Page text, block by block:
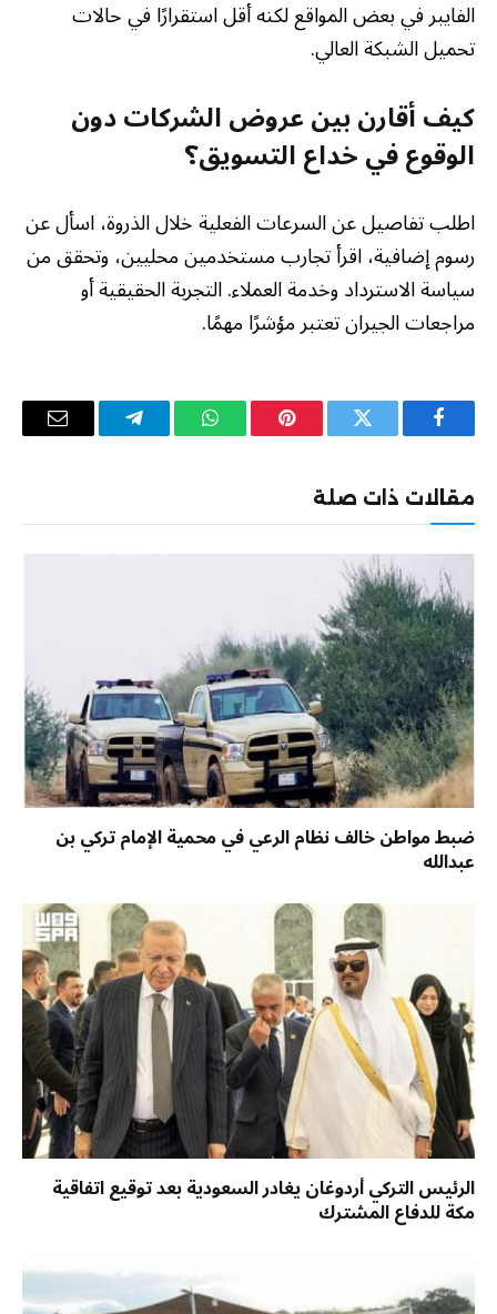
الفايبر في بعض المواقع لكنه أقل استقرارًا في حالات
تحميل الشبكة العالي.
كيف أقارن بين عروض الشركات دون
الوقوع في خداع التسويق؟
اطلب تفاصيل عن السرعات الفعلية خلال الذروة، اسأل عن
رسوم إضافية، اقرأ تجارب مستخدمين محليين، وتحقق من
سياسة الاسترداد وخدمة العملاء. التجربة الحقيقية أو
مراجعات الجيران تعتبر مؤشرًا مهمًا.
فيسبوك تويتر بينتيريستواتساب تيلقرام
البريد
مقالات ذات صلة
ضبط مواطن خالف نظام الرعي في محمية الإمام تركي بن
عبدالله
الرئيس التركي أردوغان يغادر السعودية بعد توقيع اتفاقية
مكة للدفاع المشترك